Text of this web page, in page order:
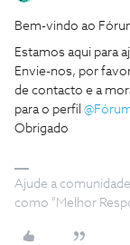
Bem-vindo ao
Estamos aqui para
Envie-nos, por
de contacto e a
para o perfil
Obrigado
Ajude a
como "Melhor